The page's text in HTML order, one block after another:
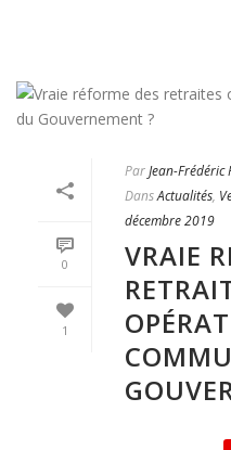
0
1
ParJean-Frédéric
DansActualités,
décembre 2019
VRAIE